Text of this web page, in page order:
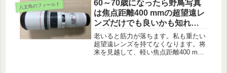
八丈島のフィールド
60～70歳になったら野鳥写真
は焦点距離400 mmの超望遠レ
ンズだけでも良いかも知れま
せん
老いると筋力が落ちます。私も重たい
超望遠レンズを持てなくなります。将
来を見越して、軽い焦点距離400 mm